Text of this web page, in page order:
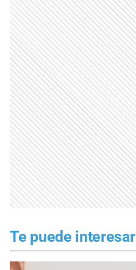
Te puede interesar